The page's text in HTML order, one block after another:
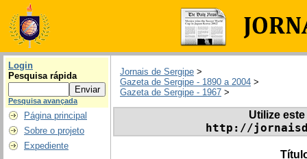
Login
Pesquisa rápida
Pesquisa avançada
Página principal
Sobre o projeto
Expediente
Jornais de Sergipe >
Gazeta de Sergipe - 1890 a 2004 >
Gazeta de Sergipe - 1967 >
Utilize
http://